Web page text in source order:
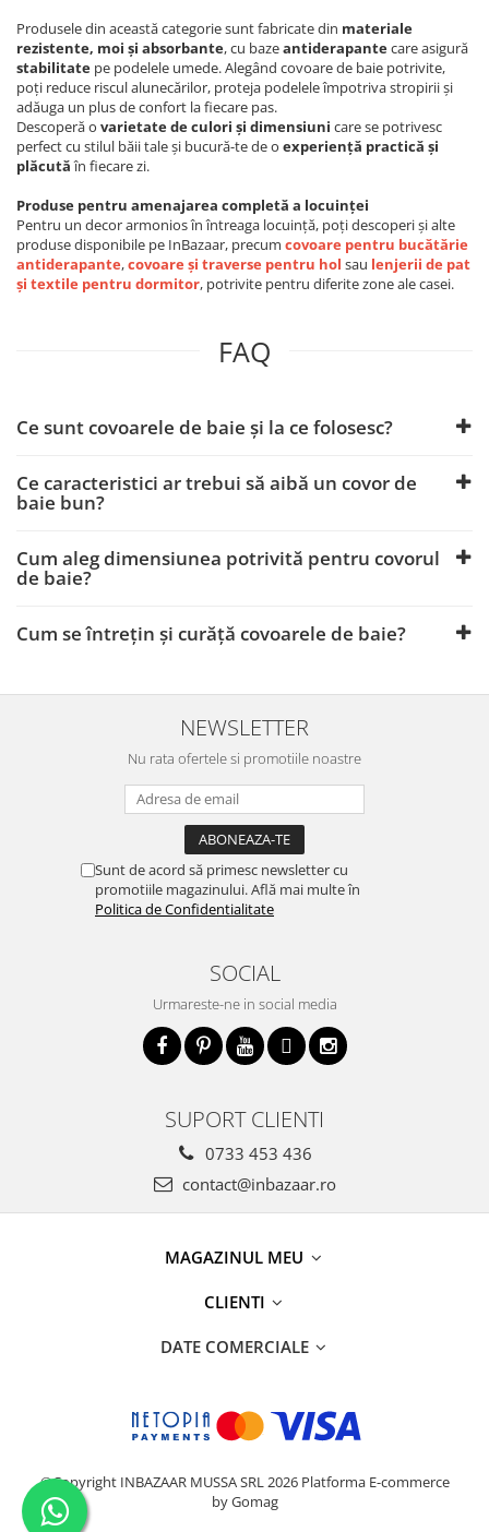
Produsele din această categorie sunt fabricate din materiale
rezistente, moi și absorbante, cu bazeantiderapantecare asigură
stabilitate pe podelele umede. Alegând covoare de baie potrivite,
poți reduce riscul alunecărilor, proteja podelele împotriva stropirii și
adăuga un plus de confort la fiecare pas.
Descoperă o varietate de culori și dimensiuni care se potrivesc
perfect cu stilul băii tale și bucură-te de o experiență practică și
plăcutăîn fiecare zi.
Produse pentru amenajarea completă a locuinței
Pentru un decor armonios în întreaga locuință, poți descoperi și alte
produse disponibile pe InBazaar, precum covoare pentru bucătărie
antiderapante,covoare și traverse pentru hol sau lenjerii de pat
și textile pentru dormitor, potrivite pentru diferite zone ale casei.
FAQ
Ce sunt covoarele de baie și la ce folosesc?
Ce caracteristici ar trebui să aibă un covor de
baie bun?
Cum aleg dimensiunea potrivită pentru covorul
de baie?
Cum se întrețin și curăță covoarele de baie?
NEWSLETTER
Nu rata ofertele si promotiile noastre
Sunt de acord să primesc newsletter cu
promotiile magazinului. Află mai multe în
Politica de Confidentialitate
SOCIAL
Urmareste-ne in social media
SUPORT CLIENTI
0733 453 436
contact@inbazaar.ro
MAGAZINUL MEU
CLIENTI
DATE COMERCIALE
©Copyright INBAZAAR MUSSA SRL 2026 Platforma E-commerce
by Gomag